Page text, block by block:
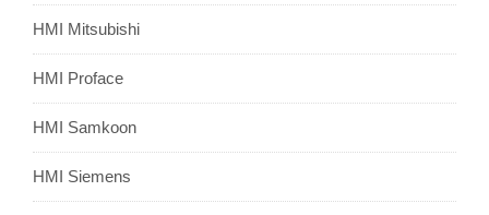
HMI Mitsubishi
HMI Proface
HMI Samkoon
HMI Siemens